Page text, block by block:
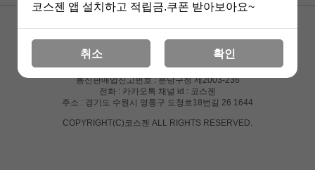
이용약관 개인정보처리방침
TNP 코퍼레이션
대표 : 최정윤 ㅣ 개인정보 보호 책임자 : 황유경
사업자 등록번호 : 129-23-46913
통신판매업신고번호 : 분당구청 제2003-236
전화 : 카카오톡 채널 id : 코스젠
주소 : 경기도 수원시 영통구 도청로18번길 26 1644
COPYRIGHT(C)코스젠 ALL RIGHTS RESERVED.
코스젠 앱 설치하고 적립금.쿠폰 받아보아요~
취소 확인